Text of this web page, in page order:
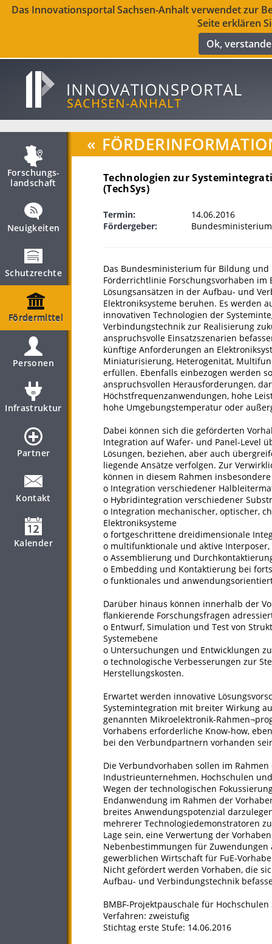
Das Innovationsportal Sachsen-Anhalt verwendet zur
Seite erklären
Ok,
Forschungs­
landschaft
Neuigkeiten
Schutzrechte
Fördermittel
Personen
Infrastruktur
Partner
Kontakt
Kalender
«
Technologien zur
(TechSys)
Termin:
14.06.2016
Fördergeber:
Das Bundesministerium für Bildung und
Förderrichtlinie Forschungsvorhaben
Lösungsansätzen in der Aufbau- und
Elektroniksysteme beruhen. Es werden
innovativen Technologien der
Verbindungstechnik zur Realisierung
anspruchsvolle Einsatzszenarien
künftige Anforderungen an
Miniaturisierung, Heterogenität,
erfüllen. Ebenfalls einbezogen werden
anspruchsvollen Herausforderungen,
Höchstfrequenzanwendungen, hohe
hohe Umgebungstemperatur oder
Dabei können sich die geförderten
Integration auf Wafer- und Panel-Level
Lösungen, beziehen, aber auch
liegende Ansätze verfolgen. Zur
können in diesem Rahmen
o Integration verschiedener
o Hybridintegration verschiedener
o Integration mechanischer, optischer,
Elektroniksysteme
o fortgeschrittene dreidimensionale
o multifunktionale und aktive
o Assemblierung und
o Embedding und Kontaktierung bei
o funktionales und
Darüber hinaus können innerhalb der
flankierende Forschungsfragen
o Entwurf, Simulation und Test von
Systemebene
o Untersuchungen und Entwicklungen
o technologische Verbesserungen zur
Herstellungskosten.
Erwartet werden innovative
Systemintegration mit breiter Wirkung
genannten Mikroelektronik-
Vorhabens erforderliche Know-how,
bei den Verbundpartnern vorhanden
Die Verbundvorhaben sollen im
Industrieunternehmen, Hochschulen
Wegen der technologischen
Endanwendung im Rahmen der
breites Anwendungspotenzial
mehrerer Technologiedemonstratoren
Lage sein, eine Verwertung der
Nebenbestimmungen für Zuwendungen
gewerblichen Wirtschaft für FuE-
Nicht gefördert werden Vorhaben, die
Aufbau- und Verbindungstechnik
BMBF-Projektpauschale für Hochschulen
Verfahren: zweistufig
Stichtag erste Stufe: 14.06.2016